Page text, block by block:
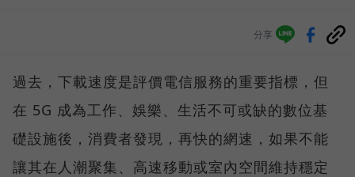
分享
過去，下載速度是評價電信服務的重要指標，但
在 5G 成為工作、娛樂、生活不可或缺的數位基
礎設施後，消費者發現，再快的網速，如果不能
讓其在人潮聚集、高速移動或室內空間維持穩定